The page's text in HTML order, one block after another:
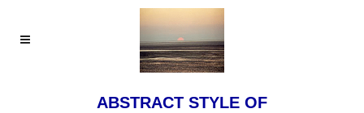
ABSTRACT STYLE OF